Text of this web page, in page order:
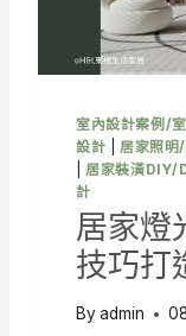
室內設計案例/
設計
居家照明
居家裝潢DIY/
計
居家燈
技巧打
Byadmin